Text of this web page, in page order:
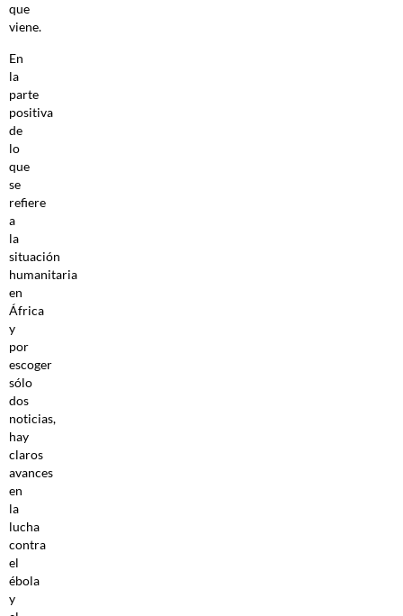
que
viene.
En
la
parte
positiva
de
lo
que
se
refiere
a
la
situación
humanitaria
en
África
y
por
escoger
sólo
dos
noticias,
hay
claros
avances
en
la
lucha
contra
el
ébola
y